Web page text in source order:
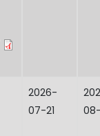
2026-
07-21